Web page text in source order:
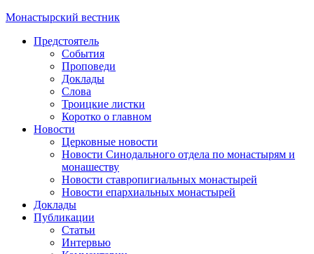
Монастырский вестник
Предстоятель
События
Проповеди
Доклады
Слова
Троицкие листки
Коротко о главном
Новости
Церковные новости
Новости Синодального отдела по монастырям и
монашеству
Новости ставропигиальных монастырей
Новости епархиальных монастырей
Доклады
Публикации
Статьи
Интервью